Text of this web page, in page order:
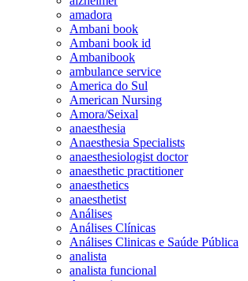
amadora
Ambani book
Ambani book id
Ambanibook
ambulance service
America do Sul
American Nursing
Amora/Seixal
anaesthesia
Anaesthesia Specialists
anaesthesiologist doctor
anaesthetic practitioner
anaesthetics
anaesthetist
Análises
Análises Clínicas
Análises Clinicas e Saúde Pública
analista
analista funcional